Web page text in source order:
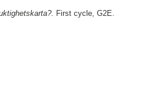
First cycle, G2E.